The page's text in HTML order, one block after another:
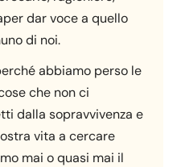
dar voce a quello
di noi.
abbiamo perso le
che non ci
dalla sopravvivenza e
vita a cercare
mai o quasi mai il